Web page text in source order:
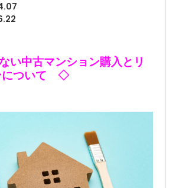
中古マンション購入とリ
について ◇